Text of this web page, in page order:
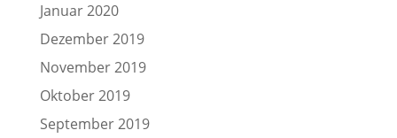
Januar 2020
Dezember 2019
November 2019
Oktober 2019
September 2019